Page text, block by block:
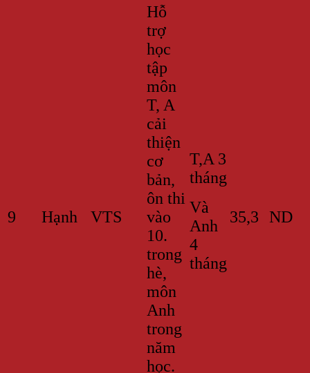
9 Hạnh VTS
Hỗ
trợ
học
tập
môn
T, A
cải
thiện
cơ
bản,
ôn thi
vào
10.
trong
hè,
môn
Anh
trong
năm
học.
T,A 3
tháng
Và
Anh
4
tháng
35,3 ND